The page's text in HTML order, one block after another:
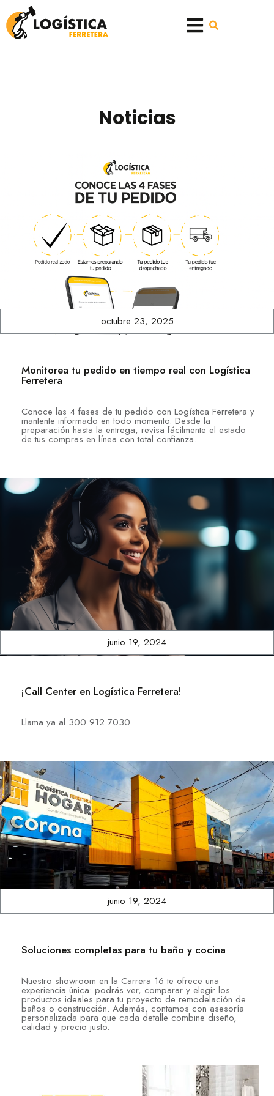
Noticias
octubre 23, 2025
Monitorea tu pedido en tiempo real con Logística
Ferretera
Conoce las 4 fases de tu pedido con Logística Ferretera y
mantente informado en todo momento. Desde la
preparación hasta la entrega, revisa fácilmente el estado
de tus compras en línea con total confianza.
junio 19, 2024
¡Call Center en Logística Ferretera!
Llama ya al 300 912 7030
junio 19, 2024
Soluciones completas para tu baño y cocina
Nuestro showroom en la Carrera 16 te ofrece una
experiencia única: podrás ver, comparar y elegir los
productos ideales para tu proyecto de remodelación de
baños o construcción. Además, contamos con asesoría
personalizada para que cada detalle combine diseño,
calidad y precio justo.